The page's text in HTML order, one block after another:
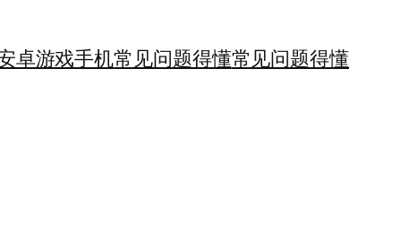
卓游戏手机常见问题得懂常见问题得懂